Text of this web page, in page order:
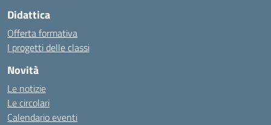
Didattica
Offerta formativa
I progetti delle classi
Novità
Le notizie
Le circolari
Calendario eventi